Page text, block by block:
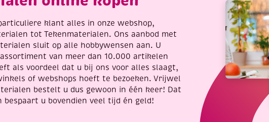
klant alles in onze webshop,
tot Tekenmaterialen. Ons aanbod met
sluit op alle hobbywensen aan. U
van meer dan 10.000 artikelen
als voordeel dat u bij ons voor alles slaagt,
of webshops hoeft te bezoeken. Vrijwel
bestelt u dus gewoon in één keer! Dat
bespaart u bovendien veel tijd én geld!